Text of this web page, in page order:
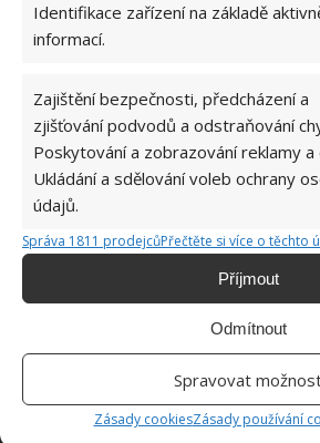
Identifikace zařízení na základě
informací.
Zajištění bezpečnosti, předcházení a
zjišťování podvodů a odstraňování
Poskytování a zobrazování reklamy a
Ukládání a sdělování voleb ochrany
údajů.
Správa 1811 prodejcůPřečtěte si více o těchto
Příjmout
Odmítnout
Spravovat
Zásady cookiesZásady používání
AROMATICKÉ BYLINKY LIBEČEK
Absolvent
univerzity,
velkým kutilem.
možné najít v j...